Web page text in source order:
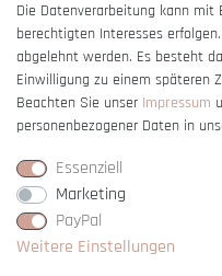
Die Datenverarbeitung kann mit
berechtigten Interesses
abgelehnt werden. Es besteht
Einwilligung zu einem späteren
Beachten Sie unser Impressum
personenbezogener Daten in
Essenziell
Marketing
PayPal
Weitere Einstellungen